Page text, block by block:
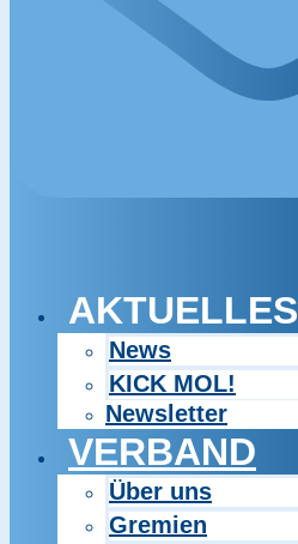
AKTUELLES
News
KICK MOL!
Newsletter
VERBAND
Über uns
Gremien